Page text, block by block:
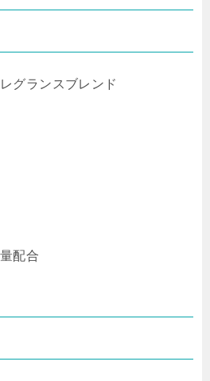
グランスブレンド
配合